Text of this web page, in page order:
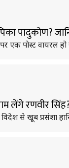
पादुकोण?
एक पोस्ट वायरल
लेंगे रणवीर
से खूब प्रसंशा